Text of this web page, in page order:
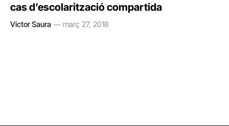
cas d’escolarització compartida
Víctor Saura març 27, 2018